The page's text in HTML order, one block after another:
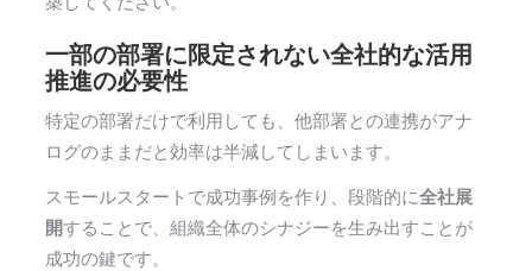
一部の部署に限定されない全社的な活用
推進の必要性
特定の部署だけで利用しても、他部署との連携がアナ
ログのままだと効率は半減してしまいます。
スモールスタートで成功事例を作り、段階的に全社展
開することで、組織全体のシナジーを生み出すことが
成功の鍵です。